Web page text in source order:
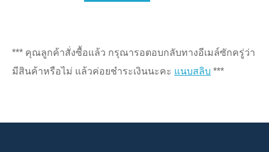
*** คุณลูกค้าสั่งซื้อแล้ว กรุณารอตอบกลับทางอีเมล์ซักครู่ว่า
มีสินค้าหรือไม่ แล้วค่อยชำระเงินนะคะ แนบสลิบ ***